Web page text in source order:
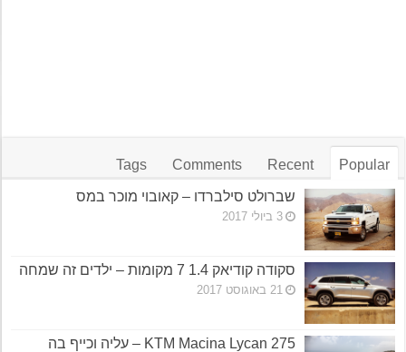
Popular
Recent
Comments
Tags
שברולט סילברדו – קאובוי מוכר במס
3 ביולי 2017
סקודה קודיאק 1.4 7 מקומות – ילדים זה שמחה
21 באוגוסט 2017
KTM Macina Lycan 275 – עליה וכייף בה